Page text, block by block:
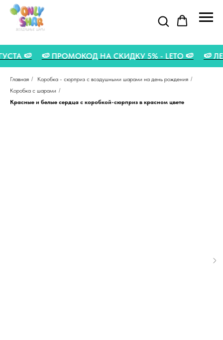
🍉 🍉 ПРОМОКОД НА СКИДКУ 5% - LETO 🍉
Главная / Коробка - сюрприз с воздушными шарами на день рождения /
Коробка с шарами /
Красные и белые сердца с коробкой-сюрприз в красном цвете